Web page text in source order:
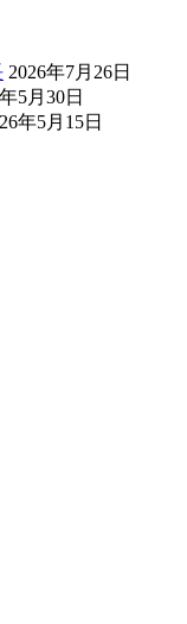
2026年7月26日
5月30日
年5月15日